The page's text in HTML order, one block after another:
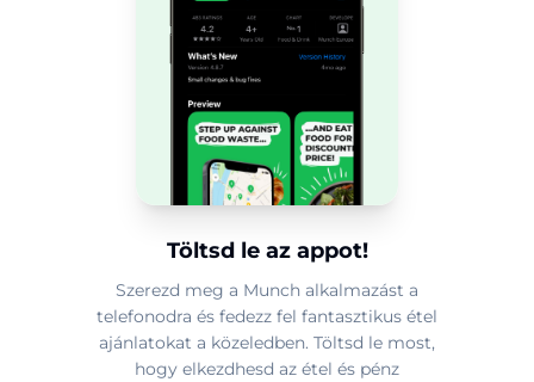
Töltsd le az appot!
Szerezd meg a Munch alkalmazást a
telefonodra és fedezz fel fantasztikus étel
ajánlatokat a közeledben. Töltsd le most,
hogy elkezdhesd az étel és pénz